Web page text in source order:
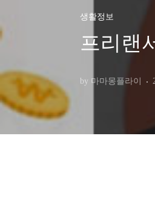
생활정보
프리랜
by 마마몽플라이